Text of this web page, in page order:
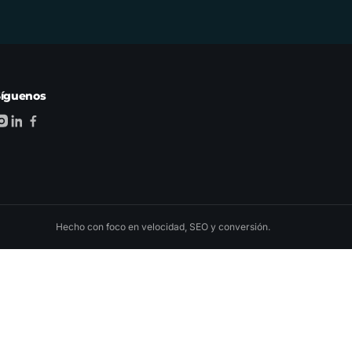
Hecho con foco en velocidad, SEO y conversión.